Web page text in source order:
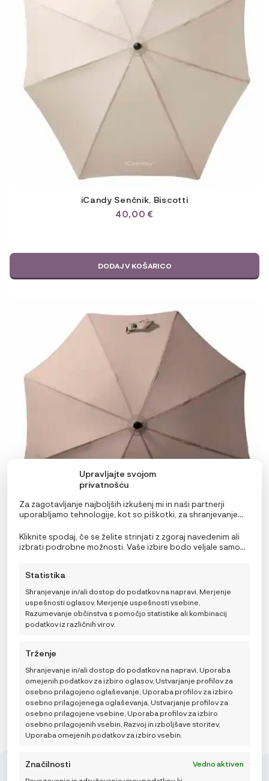
Upravljajte svojom
privatnošću
Za zagotavljanje najboljših izkušenj mi in naši partnerji
uporabljamo tehnologije, kot so piškotki, za shranjevanje
tehnologije nam in našim partnerjem omogoča obdelavo
osebnih podatkov, kot so vedenje pri brskanju ali edinstveni
identifikatorji na tem spletnem mestu. Neprivolitev ali
funkcije in funkcije.
Kliknite spodaj, če se želite strinjati z zgoraj navedenim ali
izbrati podrobne možnosti. Vaše izbire bodo veljale samo
uporabite preklopna stikala v pravilniku o piškotkih ali
kliknete gumb za upravljanje soglasja na dnu zaslona.
Statistika
Shranjevanje in/ali dostop do podatkov na napravi, Merjenje
uspešnosti oglasov, Merjenje uspešnosti vsebine,
Razumevanje občinstva s pomočjo statistike ali kombinacij
podatkov iz različnih virov.
Trženje
Shranjevanje in/ali dostop do podatkov na napravi, Uporaba
omejenih podatkov za izbiro oglasov, Ustvarjanje profilov za
osebno prilagojeno oglaševanje, Uporaba profilov za izbiro
osebno prilagojenega oglaševanja, Ustvarjanje profilov za
osebno prilagojene vsebine, Uporaba profilov za izbiro
osebno prilagojenih vsebin, Razvoj in izboljšave storitev,
Uporaba omejenih podatkov za izbiro vsebin.
Značilnosti
Vedno aktiven
iCandy Senčnik, Biscotti
40,00€
DODAJ V KOŠARICO
40,00€